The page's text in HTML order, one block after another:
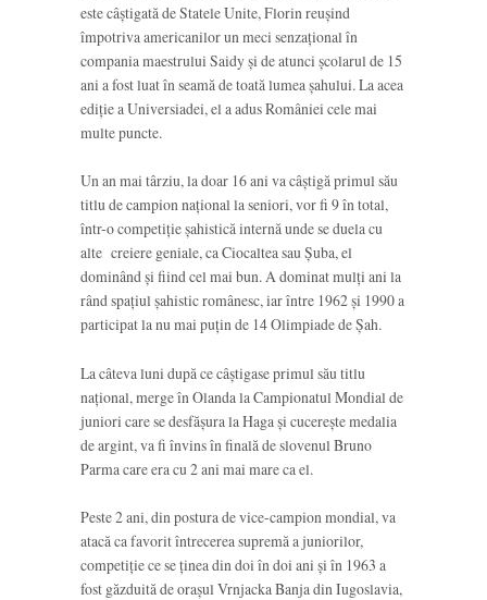
este câştigată de Statele Unite, Florin reuşind
împotriva americanilor un meci senzaţional în
compania maestrului Saidy şi de atunci şcolarul de 15
ani a fost luat în seamă de toată lumea şahului. La acea
ediţie a Universiadei, el a adus României cele mai
multe puncte.
Un an mai târziu, la doar 16 ani va câştigă primul său
titlu de campion naţional la seniori, vor fi 9 în total,
într-o competiţie şahistică internă unde se duela cu
alte creiere geniale, ca Ciocaltea sau Şuba, el
dominând şi fiind cel mai bun. A dominat mulţi ani la
rând spaţiul şahistic românesc, iar între 1962 şi 1990 a
participat la nu mai puţin de 14 Olimpiade de Şah.
La câteva luni după ce câştigase primul său titlu
naţional, merge în Olanda la Campionatul Mondial de
juniori care se desfăşura la Haga şi cucereşte medalia
de argint, va fi învins în finală de slovenul Bruno
Parma care era cu 2 ani mai mare ca el.
Peste 2 ani, din postura de vice-campion mondial, va
atacă ca favorit întrecerea supremă a juniorilor,
competiţie ce se ţinea din doi în doi ani şi în 1963 a
fost găzduită de oraşul Vrnjacka Banja din Iugoslavia,